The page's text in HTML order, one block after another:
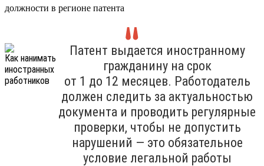
должности в регионе патента
Патент выдается иностранному
гражданину на срок
от 1 до 12 месяцев. Работодатель
должен следить за актуальностью
документа и проводить регулярные
проверки, чтобы не допустить
нарушений — это обязательное
условие легальной работы